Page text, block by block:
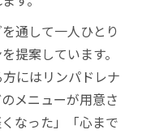
ステの特徴
ラックス効果
ットする方法
もたらす休息体
通して一人ひとり
提案しています。
にはリンパドレナ
メニューが用意さ
なった」「心まで